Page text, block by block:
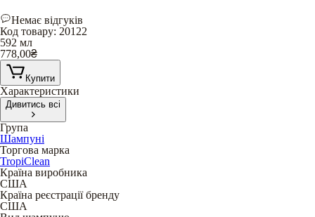
Немає відгуків
Код товару: 20122
592 мл
778,00₴
Купити
Характеристики
Дивитись всі
Група
Шампуні
Торгова марка
TropiClean
Країна виробника
США
Країна реєстрації бренду
США